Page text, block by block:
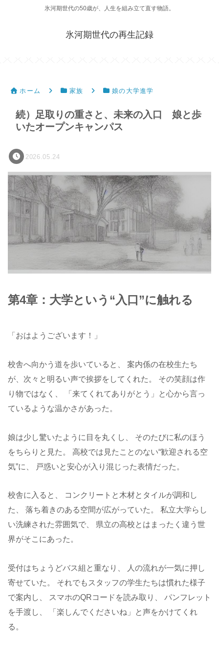
氷河期世代の50歳が、人生を組み立て直す物語。
氷河期世代の再生記録
ホーム 家族 娘の大学進学
続）足取りの重さと、未来の入口 娘と歩
いたオープンキャンパス
2026.05.24
第4章：大学という“入口”に触れる
「おはようございます！」
校舎へ向かう道を歩いていると、 案内係の在校生たち
が、次々と明るい声で挨拶をしてくれた。 その笑顔は作
り物ではなく、 「来てくれてありがとう」と心から言っ
ているような温かさがあった。
娘は少し驚いたように目を丸くし、 そのたびに私のほう
をちらりと見た。 高校では見たことのない“歓迎される空
気”に、 戸惑いと安心が入り混じった表情だった。
校舎に入ると、 コンクリートと木材とタイルが調和し
た、 落ち着きのある空間が広がっていた。 私立大学らし
い洗練された雰囲気で、 県立の高校とはまったく違う世
界がそこにあった。
受付はちょうどバス組と重なり、 人の流れが一気に押し
寄せていた。 それでもスタッフの学生たちは慣れた様子
で案内し、 スマホのQRコードを読み取り、 パンフレット
を手渡し、 「楽しんでくださいね」と声をかけてくれ
る。